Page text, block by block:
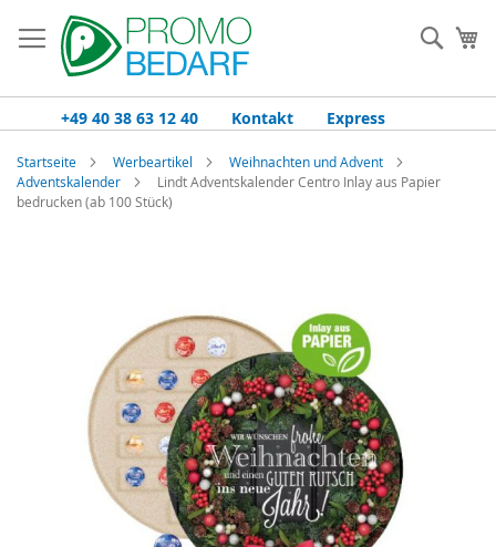
Inhalt
springen
+49 40 38 63 12 40 Kontakt Express
Startseite Werbeartikel
Weihnachten und Advent
Adventskalender
Lindt Adventskalender Centro Inlay aus Papier
bedrucken (ab 100 Stück)